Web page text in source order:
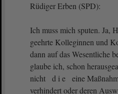
Rüdiger Erben (SPD):
Ich muss mich sputen. Ja,
geehrte Kolleginnen und
dann auf das Wesentliche
glaube ich, schon
nicht d i e eine
verhindert oder deren